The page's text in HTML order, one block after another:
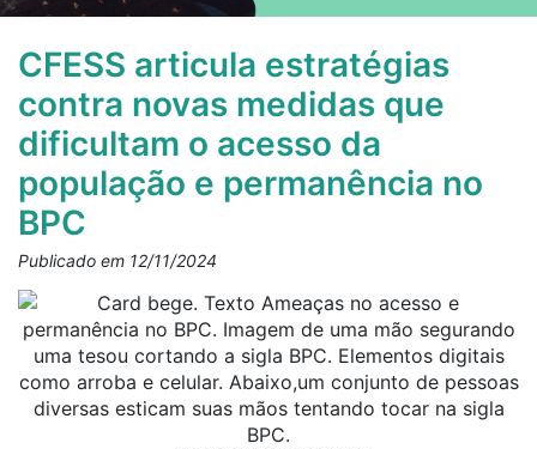
CFESS articula estratégias
contra novas medidas que
dificultam o acesso da
população e permanência no
BPC
Publicado em 12/11/2024